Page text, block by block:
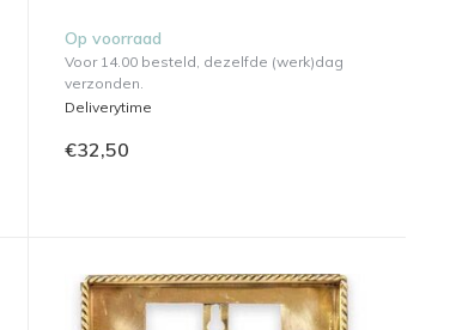
Op voorraad
Voor 14.00 besteld, dezelfde (werk)dag
verzonden.
Deliverytime
€32,50